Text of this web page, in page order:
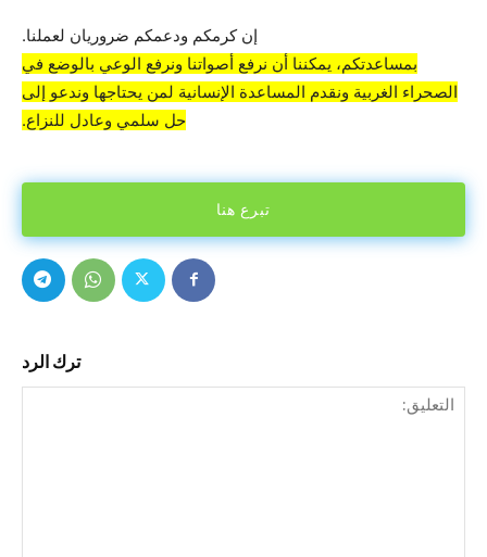
إن كرمكم ودعمكم ضروريان لعملنا.
بمساعدتكم، يمكننا أن نرفع أصواتنا ونرفع الوعي بالوضع في
الصحراء الغربية ونقدم المساعدة الإنسانية لمن يحتاجها وندعو إلى
حل سلمي وعادل للنزاع.
تبرع هنا
ترك الرد